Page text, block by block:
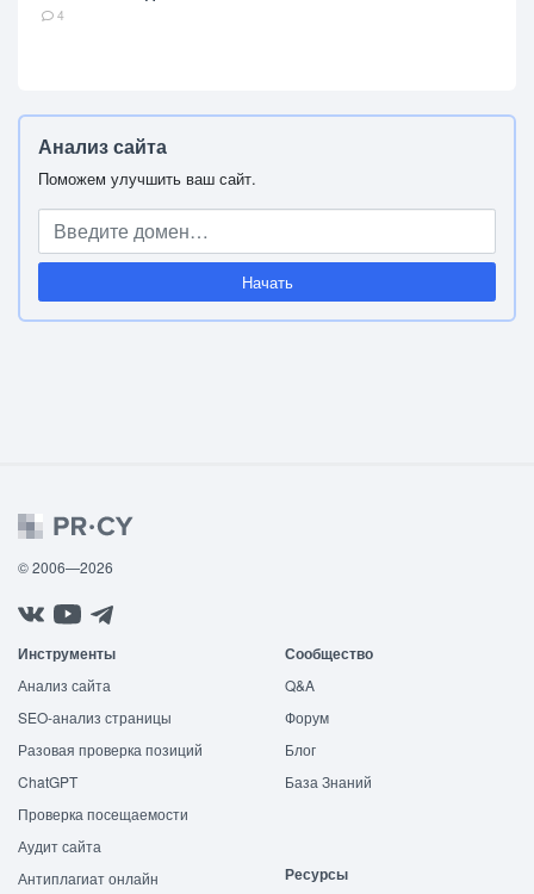
4
Анализ сайта
Поможем улучшить ваш сайт.
Начать
© 2006—2026
Инструменты
Анализ сайта
SEO-анализ страницы
Разовая проверка позиций
ChatGPT
Проверка посещаемости
Аудит сайта
Антиплагиат онлайн
Сообщество
Q&A
Форум
Блог
База Знаний
Ресурсы